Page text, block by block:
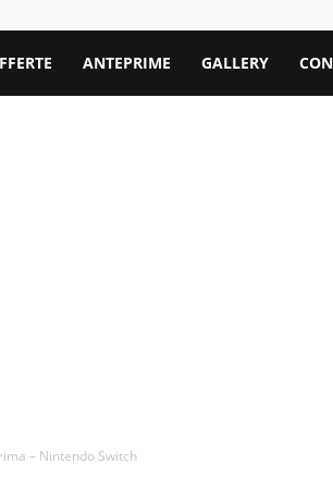
ANTEPRIME GALLERY
– Nintendo Switch